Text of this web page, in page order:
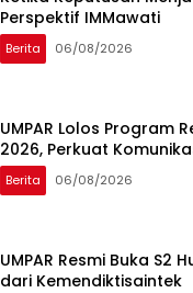
Perspektif IMMawati
Berita 06/08/2026
UMPAR Lolos Program
2026, Perkuat
Berita 06/08/2026
UMPAR Resmi Buka S2
dari Kemendiktisaintek